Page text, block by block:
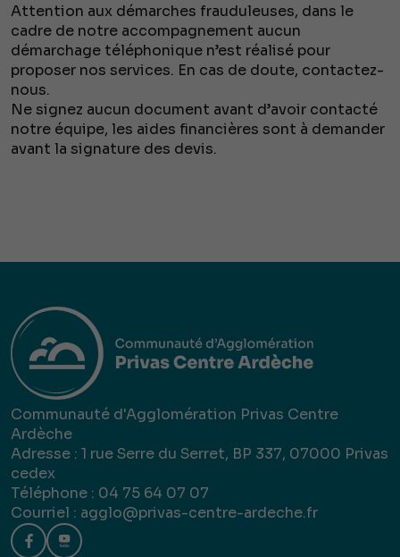
Attention aux démarches frauduleuses, dans le
cadre de notre accompagnement aucun
démarchage téléphonique n’est réalisé pour
proposer nos services. En cas de doute, contactez-
nous.
Ne signez aucun document avant d’avoir contacté
notre équipe, les aides financières sont à demander
avant la signature des devis.
Communauté d'Agglomération Privas Centre
Ardèche
Adresse : 1 rue Serre du Serret, BP 337, 07000 Privas
cedex
Téléphone : 04 75 64 07 07
Courriel : agglo@privas-centre-ardeche.fr